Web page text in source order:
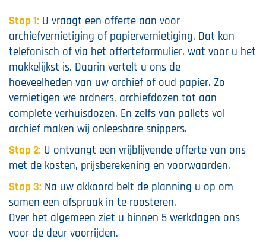
Stap 1: U vraagt een offerte aan voor
archiefvernietiging of papiervernietiging. Dat kan
telefonisch of via het offerteformulier, wat voor u het
makkelijkst is. Daarin vertelt u ons de
hoeveelheden van uw archief of oud papier. Zo
vernietigen we ordners, archiefdozen tot aan
complete verhuisdozen. En zelfs van pallets vol
archief maken wij onleesbare snippers.
Stap 2: U ontvangt een vrijblijvende offerte van ons
met de kosten, prijsberekening en voorwaarden.
Stap 3: Na uw akkoord belt de planning u op om
samen een afspraak in te roosteren.
Over het algemeen ziet u binnen 5 werkdagen ons
voor de deur voorrijden.